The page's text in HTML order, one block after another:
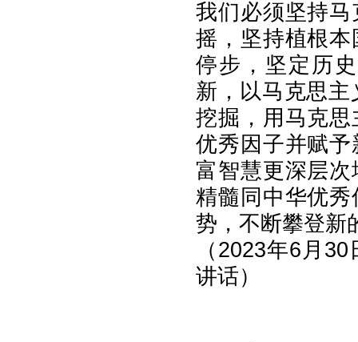
我们必须坚持
摇，坚持植根
停步，坚定历
新，以马克思
挖掘，用马克
优秀因子并赋
富智慧更深层
精髓同中华优
势，不断攀登新
（2023年6月
讲话）